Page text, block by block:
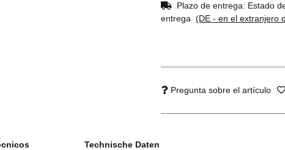
Plazo de entrega: Estado
entrega (DE - en el extranjero
Pregunta sobre el artículo
Technische Daten